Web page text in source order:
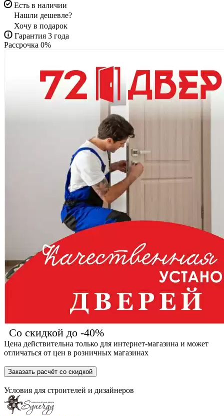
Есть в наличии
Нашли дешевле?
Хочу в подарок
Гарантия 3 года
Рассрочка 0%
Со скидкой до -40%
Цена действительна только для интернет-магазина и может
отличаться от цен в розничных магазинах
Заказать расчёт со скидкой
Условия для строителей и дизайнеров